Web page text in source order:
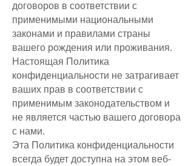
договоров в соответствии с
применимыми национальными
законами и правилами страны
вашего рождения или проживания.
Настоящая Политика
конфиденциальности не затрагивает
ваших прав в соответствии с
применимым законодательством и
не является частью вашего договора
с нами.
Эта Политика конфиденциальности
всегда будет доступна на этом веб-